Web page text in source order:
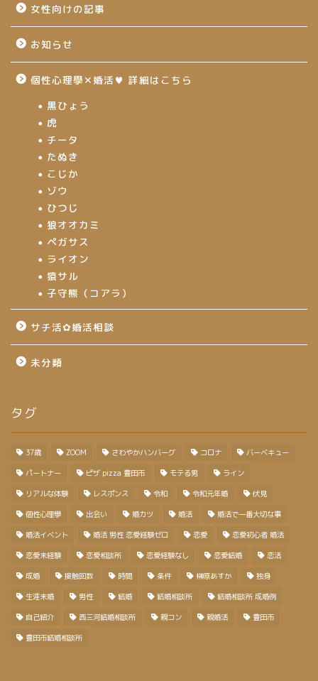
女性向けの記事
お知らせ
個性心理學✕婚活♥ 詳細はこちら
黒ひょう
虎
チータ
たぬき
こじか
ゾウ
ひつじ
狼オオカミ
ペガサス
ライオン
猿サル
子守熊（コアラ）
サチ活✿婚活相談
未分類
タグ
37歳 ZOOM さわやかハンバーグ コロナ バーベキュー
パートナー ピザ pizza 豊田市 モテる男 ライン
リアルな体験 レスポンス 令和 令和元年婚 伏見
個性心理學 出会い 婚カツ 婚活 婚活で一番大切な事
婚活イベント 婚活 男性 恋愛経験ゼロ 恋愛 恋愛初心者 婚活
恋愛未経験 恋愛相談所 恋愛経験なし 恋愛結婚 恋活
成婚 接触回数 時間 条件 榊原あすか 独身
生涯未婚 男性 結婚 結婚相談所 結婚相談所 成婚例
自己紹介 西三河結婚相談所 親コン 親婚活 豊田市
豊田市結婚相談所